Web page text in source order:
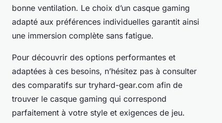
bonne ventilation. Le choix d’un casque gaming
adapté aux préférences individuelles garantit ainsi
une immersion complète sans fatigue.
Pour découvrir des options performantes et
adaptées à ces besoins, n’hésitez pas à consulter
des comparatifs sur tryhard-gear.com afin de
trouver le casque gaming qui correspond
parfaitement à votre style et exigences de jeu.